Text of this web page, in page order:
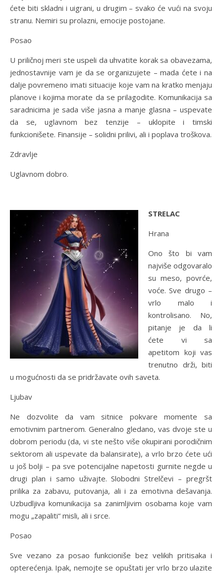
ćete biti skladni i uigrani, u drugim – svako će vući na svoju
stranu. Nemiri su prolazni, emocije postojane.
Posao
U priličnoj meri ste uspeli da uhvatite korak sa obavezama,
jednostavnije vam je da se organizujete – mada ćete i na
dalje povremeno imati situacije koje vam na kratko menjaju
planove i kojima morate da se prilagodite. Komunikacija sa
saradnicima je sada više jasna a manje glasna – uspevate
da se, uglavnom bez tenzije – uklopite i timski
funkcionišete. Finansije – solidni prilivi, ali i poplava troškova.
Zdravlje
Uglavnom dobro.
STRELAC
Hrana
Ono što bi vam
najviše odgovaralo
su meso, povrće,
voće. Sve drugo –
vrlo malo i
kontrolisano. No,
pitanje je da li
ćete vi sa
apetitom koji vas
trenutno drži, biti
u mogućnosti da se pridržavate ovih saveta.
Ljubav
Ne dozvolite da vam sitnice pokvare momente sa
emotivnim partnerom. Generalno gledano, vas dvoje ste u
dobrom periodu (da, vi ste nešto više okupirani porodičnim
sektorom ali uspevate da balansirate), a vrlo brzo ćete ući
u još bolji – pa sve potencijalne napetosti gurnite negde u
drugi plan i samo uživajte. Slobodni Strelčevi – pregršt
prilika za zabavu, putovanja, ali i za emotivna dešavanja.
Uzbudljiva komunikacija sa zanimljivim osobama koje vam
mogu „zapaliti“ misli, ali i srce.
Posao
Sve vezano za posao funkcioniše bez velikih pritisaka i
opterećenja. Ipak, nemojte se opuštati jer vrlo brzo ulazite